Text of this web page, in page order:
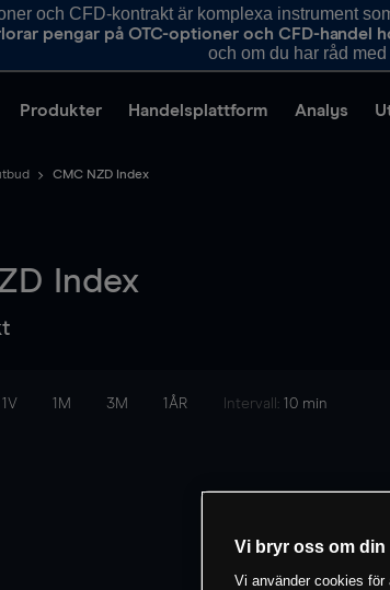
och CFD-kontrakt är komplexa instrument
pengar på OTC-optioner och CFD-handel
och om du har råd
Produkter Handelsplattform Analys
CMC NZD Index
Index
1V 1M 3M 1ÅR Intervall: 10 min
Vi bryr oss om
Vi använder cookies